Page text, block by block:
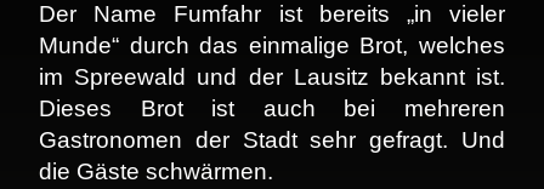
Der Name Fumfahr ist bereits „in vieler
Munde“ durch das einmalige Brot, welches
im Spreewald und der Lausitz bekannt ist.
Dieses Brot ist auch bei mehreren
Gastronomen der Stadt sehr gefragt. Und
die Gäste schwärmen.